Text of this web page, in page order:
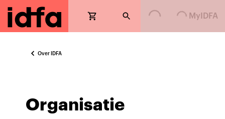
MyIDFA
Over IDFA
Organisatie